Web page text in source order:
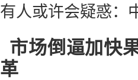
有人或许会疑惑：
市场倒逼加快
革